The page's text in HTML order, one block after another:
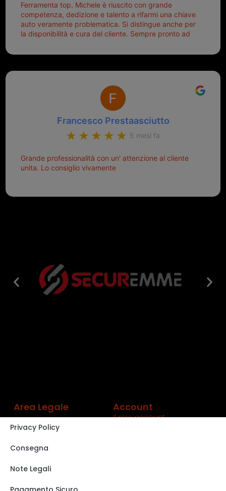
Ferramenta top. Michele è riuscito con grande
competenza, dedizione e talento a rifarmi una chiave
auto veramente problematica. Si distingue anche per
la disponibilità e cura del cliente. Sempre pronto ad
Francesco Prestaasciutto
5 mesi fa
Grande professionalità con un' attenzione al cliente
unita. Lo consiglio vivamente
Area Legale
Privacy Policy
Consegna
Note Legali
Account
Il mio account
VISITA IL NOSTRO